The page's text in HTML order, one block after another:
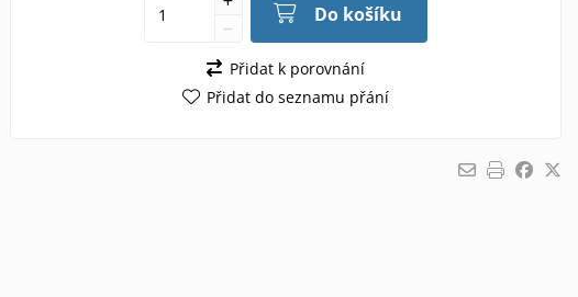
Do košíku
Přidat k porovnání
Přidat do seznamu přání